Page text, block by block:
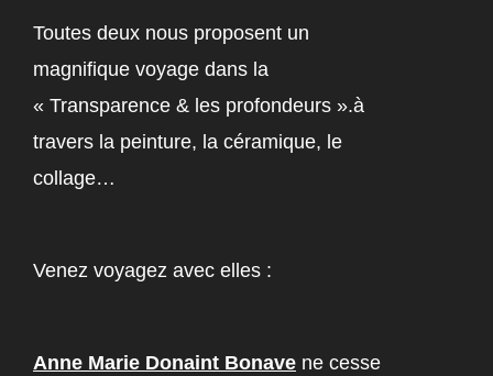
Toutes deux nous proposent un
magnifique voyage dans la
« Transparence & les profondeurs ».à
travers la peinture, la céramique, le
collage…
Venez voyagez avec elles :
Anne Marie Donaint Bonave ne cesse